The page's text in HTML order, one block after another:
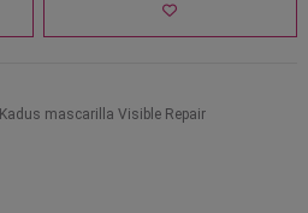
Kadus mascarilla Visible Repair